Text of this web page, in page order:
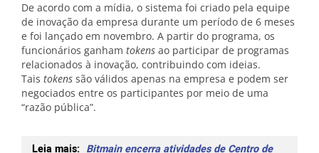
De acordo com a mídia, o sistema foi criado pela equipe
de inovação da empresa durante um período de 6 meses
e foi lançado em novembro. A partir do programa, os
funcionários ganham tokens ao participar de programas
relacionados à inovação, contribuindo com ideias.
Tais tokens são válidos apenas na empresa e podem ser
negociados entre os participantes por meio de uma
“razão pública”.
Leia mais: Bitmain encerra atividades de Centro de